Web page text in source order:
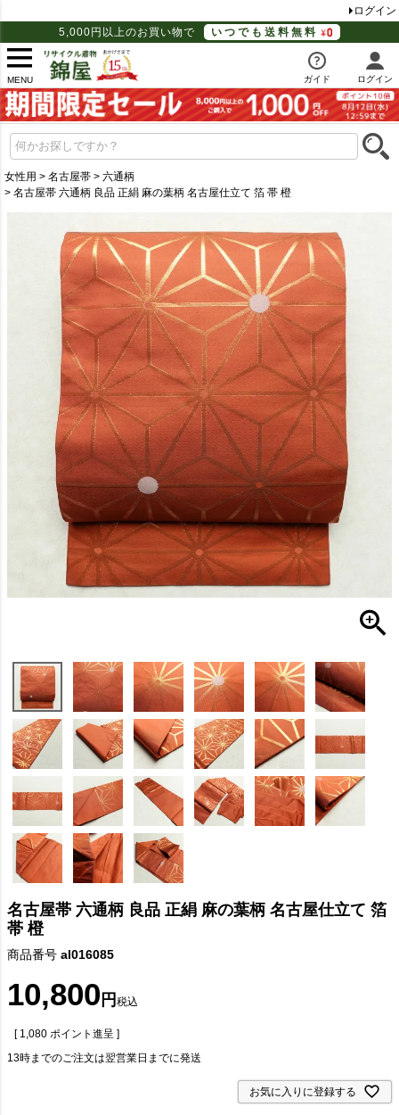
ログイン
5,000円以上のお買い物で
いつでも送料無料
MENU ガイド ログイン
女性用 名古屋帯
六通柄
名古屋帯 六通柄 良品 正絹 麻の葉柄 名古屋仕立て 箔 帯 橙
名古屋帯 六通柄 良品 正絹 麻の葉柄 名古屋仕立て 箔
帯 橙
商品番号 al016085
10,800 税込
[ 1,080 ポイント進呈 ]
13時までのご注文は翌営業日までに発送
お気に入りに登録する